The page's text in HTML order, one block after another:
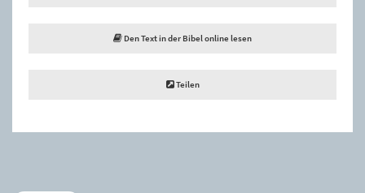
Den Text in der Bibel online lesen
Teilen